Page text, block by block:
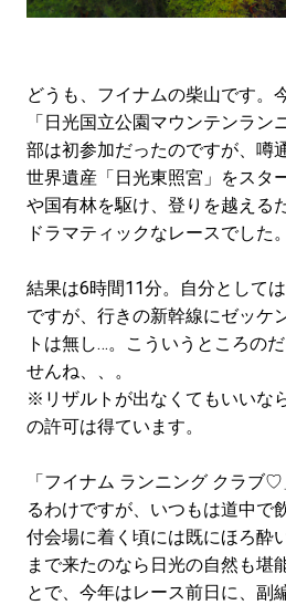
どうも、フイナムの柴山です。
「日光国立公園マウンテンラン
部は初参加だったのですが、噂
世界遺産「日光東照宮」をスタ
や国有林を駆け、登りを越える
ドラマティックなレースでした。
結果は6時間11分。自分として
ですが、行きの新幹線にゼッケ
トは無し…。こういうところの
せんね、、。
※リザルトが出なくてもいいな
の許可は得ています。
「フイナム ランニング クラブ
るわけですが、いつもは道中で
付会場に着く頃には既にほろ酔
まで来たのなら日光の自然も堪
とで、今年はレース前日に、副